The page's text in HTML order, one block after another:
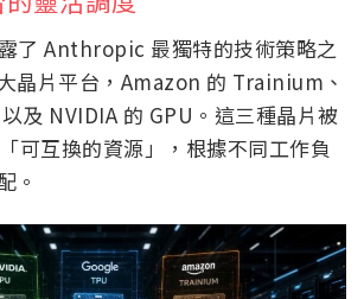
了 Anthropic 最獨特的技術策略之
晶片平台，Amazon 的 Trainium、
及 NVIDIA 的 GPU。這三種晶片被
可互換的資源」，根據不同工作負
。